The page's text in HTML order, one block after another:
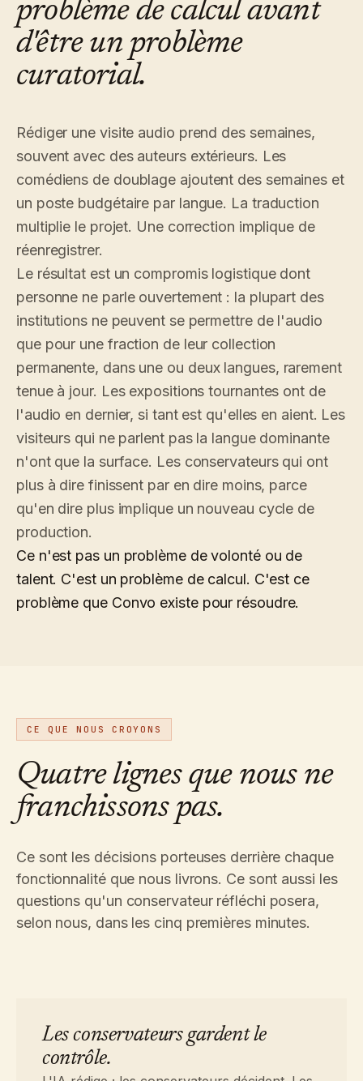
problème de calcul avant
d'être un problème
curatorial.
Rédiger une visite audio prend des semaines,
souvent avec des auteurs extérieurs. Les
comédiens de doublage ajoutent des semaines et
un poste budgétaire par langue. La traduction
multiplie le projet. Une correction implique de
réenregistrer.
Le résultat est un compromis logistique dont
personne ne parle ouvertement : la plupart des
institutions ne peuvent se permettre de l'audio
que pour une fraction de leur collection
permanente, dans une ou deux langues, rarement
tenue à jour. Les expositions tournantes ont de
l'audio en dernier, si tant est qu'elles en aient. Les
visiteurs qui ne parlent pas la langue dominante
n'ont que la surface. Les conservateurs qui ont
plus à dire finissent par en dire moins, parce
qu'en dire plus implique un nouveau cycle de
production.
Ce n'est pas un problème de volonté ou de
talent. C'est un problème de calcul. C'est ce
problème que Convo existe pour résoudre.
CE QUE NOUS CROYONS
Quatre lignes que nous ne
franchissons pas.
Ce sont les décisions porteuses derrière chaque
fonctionnalité que nous livrons. Ce sont aussi les
questions qu'un conservateur réfléchi posera,
selon nous, dans les cinq premières minutes.
Les conservateurs gardent le
contrôle.